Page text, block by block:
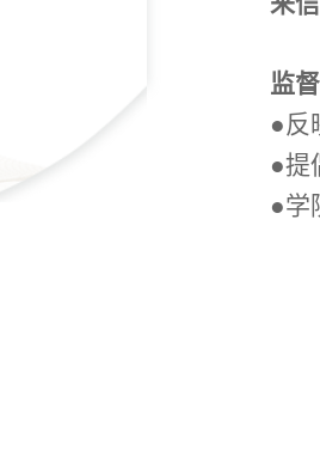
监
●反
●提
●学